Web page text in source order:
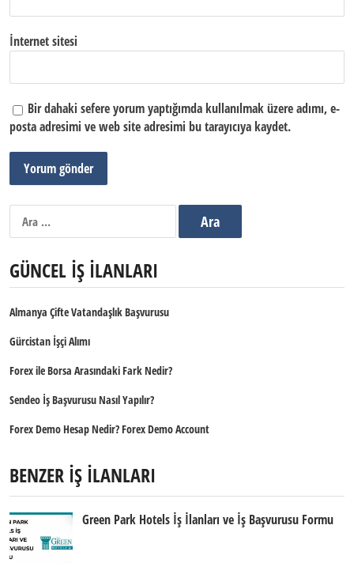
İnternet sitesi
Bir dahaki sefere yorum yaptığımda kullanılmak üzere adımı, e-
posta adresimi ve web site adresimi bu tarayıcıya kaydet.
GÜNCEL İŞ İLANLARI
Almanya Çifte Vatandaşlık Başvurusu
Gürcistan İşçi Alımı
Forex ile Borsa Arasındaki Fark Nedir?
Sendeo İş Başvurusu Nasıl Yapılır?
Forex Demo Hesap Nedir? Forex Demo Account
BENZER İŞ İLANLARI
Green Park Hotels İş İlanları ve İş Başvurusu Formu